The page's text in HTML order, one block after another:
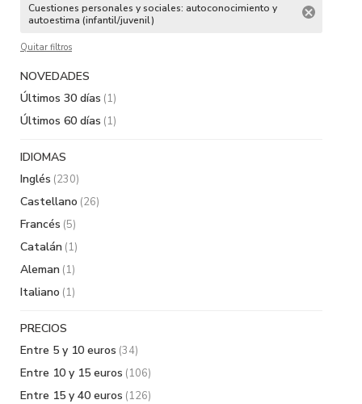
Cuestiones personales y sociales: autoconocimiento y
autoestima (infantil/juvenil)
Quitar filtros
NOVEDADES
Últimos 30 días (1)
Últimos 60 días (1)
IDIOMAS
Inglés (230)
Castellano (26)
Francés (5)
Catalán (1)
Aleman (1)
Italiano (1)
PRECIOS
Entre 5 y 10 euros (34)
Entre 10 y 15 euros (106)
Entre 15 y 40 euros (126)